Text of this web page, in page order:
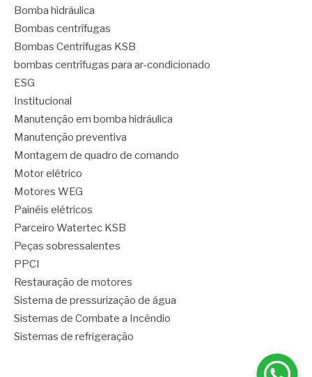
Bomba hidráulica
Bombas centrífugas
Bombas Centrífugas KSB
bombas centrífugas para ar-condicionado
ESG
Institucional
Manutenção em bomba hidráulica
Manutenção preventiva
Montagem de quadro de comando
Motor elétrico
Motores WEG
Painéis elétricos
Parceiro Watertec KSB
Peças sobressalentes
PPCI
Restauração de motores
Sistema de pressurização de água
Sistemas de Combate a Incêndio
Sistemas de refrigeração